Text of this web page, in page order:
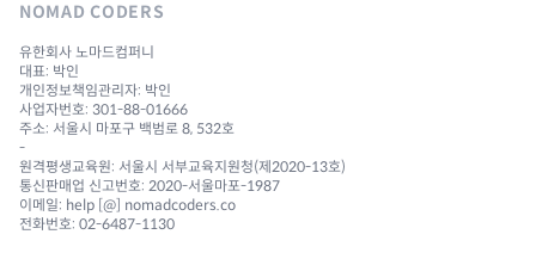
NOMAD CODERS
유한회사 노마드컴퍼니
대표: 박인
개인정보책임관리자: 박인
사업자번호: 301-88-01666
주소: 서울시 마포구 백범로 8, 532호
-
원격평생교육원: 서울시 서부교육지원청(제2020-13호)
통신판매업 신고번호: 2020-서울마포-1987
이메일: help [@] nomadcoders.co
전화번호: 02-6487-1130